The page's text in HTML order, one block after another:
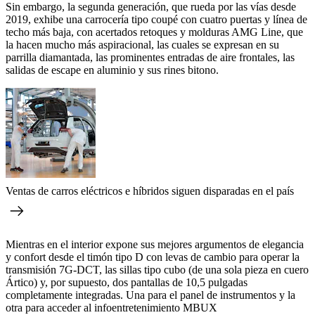
Sin embargo, la segunda generación, que rueda por las vías desde
2019, exhibe una carrocería tipo coupé con cuatro puertas y línea de
techo más baja, con acertados retoques y molduras AMG Line, que
la hacen mucho más aspiracional, las cuales se expresan en su
parrilla diamantada, las prominentes entradas de aire frontales, las
salidas de escape en aluminio y sus rines bitono.
Ventas de carros eléctricos e híbridos siguen disparadas en el país
Mientras en el interior expone sus mejores argumentos de elegancia
y confort desde el timón tipo D con levas de cambio para operar la
transmisión 7G-DCT, las sillas tipo cubo (de una sola pieza en cuero
Ártico) y, por supuesto, dos pantallas de 10,5 pulgadas
completamente integradas. Una para el panel de instrumentos y la
otra para acceder al infoentretenimiento MBUX